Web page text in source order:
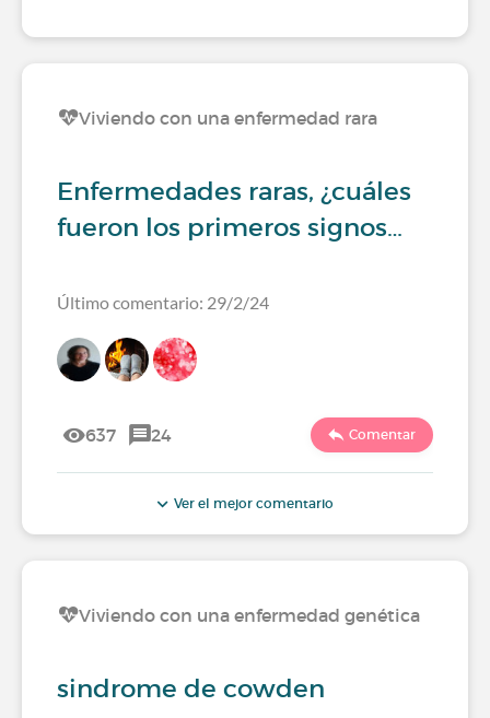
Viviendo con una enfermedad rara
Enfermedades raras, ¿cuáles
fueron los primeros signos…
Último comentario: 29/2/24
637 24 Comentar
Ver el mejor comentario
Viviendo con una enfermedad genética
sindrome de cowden